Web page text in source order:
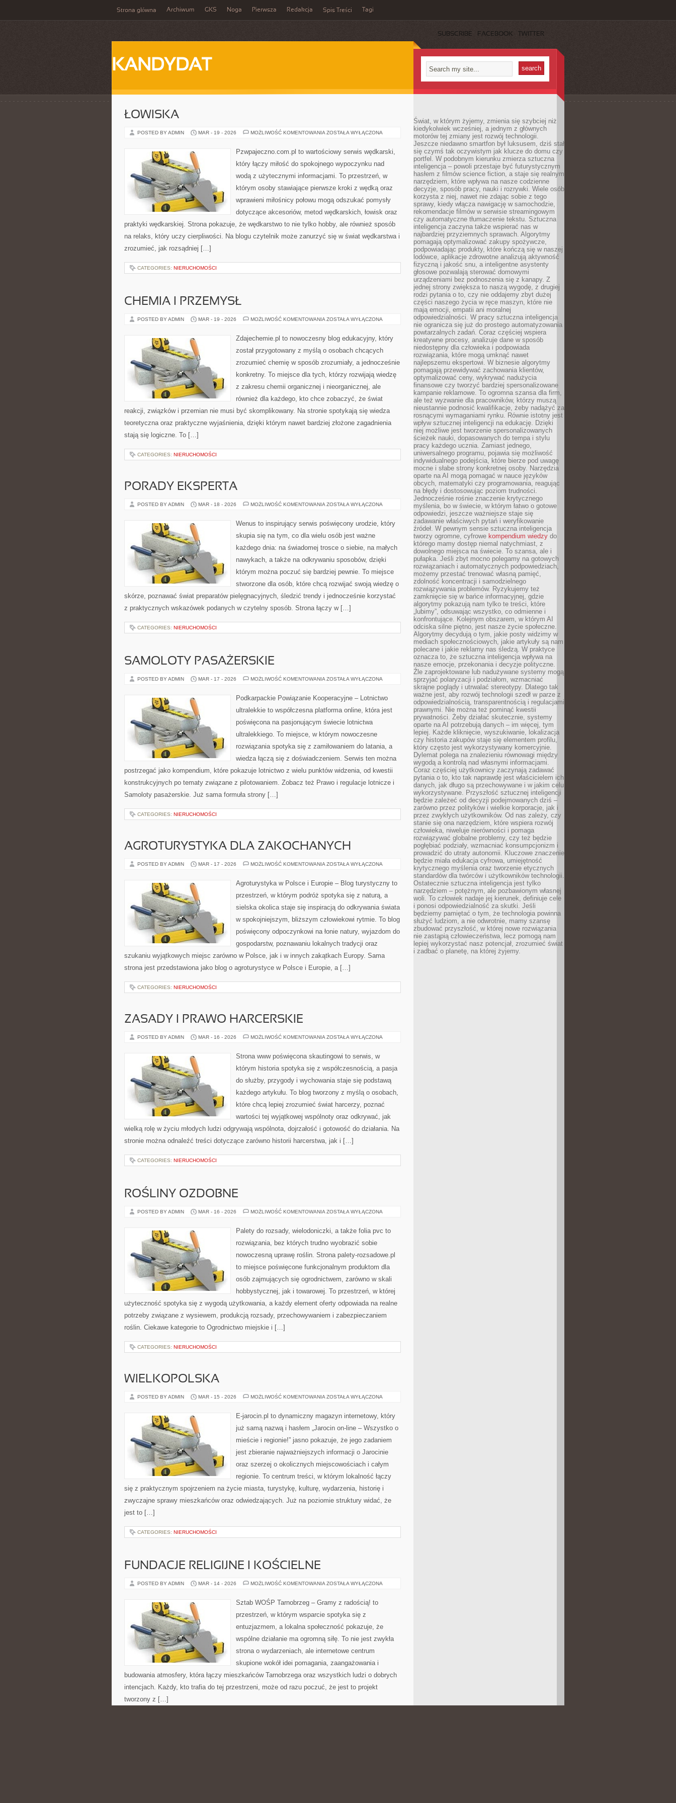
Strona główna Archiwum GKS Noga Pierwsza Redakcja Spis Treści Tagi
SUBSCRIBE FACEBOOK TWITTER
KANDYDAT
ŁOWISKA
POSTED BY ADMIN MAR - 19 - 2026 MOŻLIWOŚĆ KOMENTOWANIA ŁOWISKA
ZOSTAŁA WYŁĄCZONA
Pzwpajeczno.com.pl to wartościowy serwis wędkarski,
który łączy miłość do spokojnego wypoczynku nad
wodą z użytecznymi informacjami. To przestrzeń, w
którym osoby stawiające pierwsze kroki z wędką oraz
wprawieni miłośnicy połowu mogą odszukać pomysły
dotyczące akcesoriów, metod wędkarskich, łowisk oraz
praktyki wędkarskiej. Strona pokazuje, że wędkarstwo to nie tylko hobby, ale również sposób
na relaks, który uczy cierpliwości. Na blogu czytelnik może zanurzyć się w świat wędkarstwa i
zrozumieć, jak rozsądniej […]
CATEGORIES: NIERUCHOMOŚCI
CHEMIA I PRZEMYSŁ
POSTED BY ADMIN MAR - 19 - 2026 MOŻLIWOŚĆ KOMENTOWANIA CHEMIA
ZOSTAŁA WYŁĄCZONA
Zdajechemie.pl to nowoczesny blog edukacyjny, który
został przygotowany z myślą o osobach chcących
zrozumieć chemię w sposób zrozumiały, a jednocześnie
konkretny. To miejsce dla tych, którzy rozwijają wiedzę
z zakresu chemii organicznej i nieorganicznej, ale
również dla każdego, kto chce zobaczyć, że świat
reakcji, związków i przemian nie musi być skomplikowany. Na stronie spotykają się wiedza
teoretyczna oraz praktyczne wyjaśnienia, dzięki którym nawet bardziej złożone zagadnienia
stają się logiczne. To […]
CATEGORIES: NIERUCHOMOŚCI
PORADY EKSPERTA
POSTED BY ADMIN MAR - 18 - 2026 MOŻLIWOŚĆ KOMENTOWANIA PORADY
ZOSTAŁA WYŁĄCZONA
Wenus to inspirujący serwis poświęcony urodzie, który
skupia się na tym, co dla wielu osób jest ważne
każdego dnia: na świadomej trosce o siebie, na małych
nawykach, a także na odkrywaniu sposobów, dzięki
którym można poczuć się bardziej pewnie. To miejsce
stworzone dla osób, które chcą rozwijać swoją wiedzę o
skórze, poznawać świat preparatów pielęgnacyjnych, śledzić trendy i jednocześnie korzystać
z praktycznych wskazówek podanych w czytelny sposób. Strona łączy w […]
CATEGORIES: NIERUCHOMOŚCI
SAMOLOTY PASAŻERSKIE
POSTED BY ADMIN MAR - 17 - 2026 MOŻLIWOŚĆ KOMENTOWANIA SAMOLOTY
ZOSTAŁA WYŁĄCZONA
Podkarpackie Powiązanie Kooperacyjne – Lotnictwo
ultralekkie to współczesna platforma online, która jest
poświęcona na pasjonującym świecie lotnictwa
ultralekkiego. To miejsce, w którym nowoczesne
rozwiązania spotyka się z zamiłowaniem do latania, a
wiedza łączą się z doświadczeniem. Serwis ten można
postrzegać jako kompendium, które pokazuje lotnictwo z wielu punktów widzenia, od kwestii
konstrukcyjnych po tematy związane z pilotowaniem. Zobacz też Prawo i regulacje lotnicze i
Samoloty pasażerskie. Już sama formuła strony […]
CATEGORIES: NIERUCHOMOŚCI
AGROTURYSTYKA DLA ZAKOCHANYCH
POSTED BY ADMIN MAR - 17 - 2026 MOŻLIWOŚĆ KOMENTOWANIA AGROTURYSTYKA
ZOSTAŁA WYŁĄCZONA
Agroturystyka w Polsce i Europie – Blog turystyczny to
przestrzeń, w którym podróż spotyka się z naturą, a
sielska okolica staje się inspiracją do odkrywania świata
w spokojniejszym, bliższym człowiekowi rytmie. To blog
poświęcony odpoczynkowi na łonie natury, wyjazdom do
gospodarstw, poznawaniu lokalnych tradycji oraz
szukaniu wyjątkowych miejsc zarówno w Polsce, jak i w innych zakątkach Europy. Sama
strona jest przedstawiona jako blog o agroturystyce w Polsce i Europie, a […]
CATEGORIES: NIERUCHOMOŚCI
ZASADY I PRAWO HARCERSKIE
POSTED BY ADMIN MAR - 16 - 2026 MOŻLIWOŚĆ KOMENTOWANIA ZASADY
HARCERSKIE
ZOSTAŁA WYŁĄCZONA
Strona www poświęcona skautingowi to serwis, w
którym historia spotyka się z współczesnością, a pasja
do służby, przygody i wychowania staje się podstawą
każdego artykułu. To blog tworzony z myślą o osobach,
które chcą lepiej zrozumieć świat harcerzy, poznać
wartości tej wyjątkowej wspólnoty oraz odkrywać, jak
wielką rolę w życiu młodych ludzi odgrywają wspólnota, dojrzałość i gotowość do działania. Na
stronie można odnaleźć treści dotyczące zarówno historii harcerstwa, jak i […]
CATEGORIES: NIERUCHOMOŚCI
ROŚLINY OZDOBNE
POSTED BY ADMIN MAR - 16 - 2026 MOŻLIWOŚĆ KOMENTOWANIA ROŚLINY
ZOSTAŁA WYŁĄCZONA
Palety do rozsady, wielodoniczki, a także folia pvc to
rozwiązania, bez których trudno wyobrazić sobie
nowoczesną uprawę roślin. Strona palety-rozsadowe.pl
to miejsce poświęcone funkcjonalnym produktom dla
osób zajmujących się ogrodnictwem, zarówno w skali
hobbystycznej, jak i towarowej. To przestrzeń, w której
użyteczność spotyka się z wygodą użytkowania, a każdy element oferty odpowiada na realne
potrzeby związane z wysiewem, produkcją rozsady, przechowywaniem i zabezpieczaniem
roślin. Ciekawe kategorie to Ogrodnictwo miejskie i […]
CATEGORIES: NIERUCHOMOŚCI
WIELKOPOLSKA
POSTED BY ADMIN MAR - 15 - 2026 MOŻLIWOŚĆ KOMENTOWANIA WIELKOPOLSKA
ZOSTAŁA WYŁĄCZONA
E-jarocin.pl to dynamiczny magazyn internetowy, który
już samą nazwą i hasłem „Jarocin on-line – Wszystko o
mieście i regionie!” jasno pokazuje, że jego zadaniem
jest zbieranie najważniejszych informacji o Jarocinie
oraz szerzej o okolicznych miejscowościach i całym
regionie. To centrum treści, w którym lokalność łączy
się z praktycznym spojrzeniem na życie miasta, turystykę, kulturę, wydarzenia, historię i
zwyczajne sprawy mieszkańców oraz odwiedzających. Już na poziomie struktury widać, że
jest to […]
CATEGORIES: NIERUCHOMOŚCI
FUNDACJE RELIGIJNE I KOŚCIELNE
POSTED BY ADMIN MAR - 14 - 2026 MOŻLIWOŚĆ KOMENTOWANIA FUNDACJE
KOŚCIELNE
ZOSTAŁA WYŁĄCZONA
Sztab WOŚP Tarnobrzeg – Gramy z radością! to
przestrzeń, w którym wsparcie spotyka się z
entuzjazmem, a lokalna społeczność pokazuje, że
wspólne działanie ma ogromną siłę. To nie jest zwykła
strona o wydarzeniach, ale internetowe centrum
skupione wokół idei pomagania, zaangażowania i
budowania atmosfery, która łączy mieszkańców Tarnobrzega oraz wszystkich ludzi o dobrych
intencjach. Każdy, kto trafia do tej przestrzeni, może od razu poczuć, że jest to projekt
tworzony z […]
Świat, w którym żyjemy, zmienia się szybciej niż
kiedykolwiek wcześniej, a jednym z głównych
motorów tej zmiany jest rozwój technologii.
Jeszcze niedawno smartfon był luksusem, dziś stał
się czymś tak oczywistym jak klucze do domu czy
portfel. W podobnym kierunku zmierza sztuczna
inteligencja – powoli przestaje być futurystycznym
hasłem z filmów science fiction, a staje się realnym
narzędziem, które wpływa na nasze codzienne
decyzje, sposób pracy, nauki i rozrywki. Wiele osób
korzysta z niej, nawet nie zdając sobie z tego
sprawy, kiedy włącza nawigację w samochodzie,
rekomendacje filmów w serwisie streamingowym
czy automatyczne tłumaczenie tekstu. Sztuczna
inteligencja zaczyna także wspierać nas w
najbardziej przyziemnych sprawach. Algorytmy
pomagają optymalizować zakupy spożywcze,
podpowiadając produkty, które kończą się w naszej
lodówce, aplikacje zdrowotne analizują aktywność
fizyczną i jakość snu, a inteligentne asystenty
głosowe pozwalają sterować domowymi
urządzeniami bez podnoszenia się z kanapy. Z
jednej strony zwiększa to naszą wygodę, z drugiej
rodzi pytania o to, czy nie oddajemy zbyt dużej
części naszego życia w ręce maszyn, które nie
mają emocji, empatii ani moralnej
odpowiedzialności. W pracy sztuczna inteligencja
nie ogranicza się już do prostego automatyzowania
powtarzalnych zadań. Coraz częściej wspiera
kreatywne procesy, analizuje dane w sposób
niedostępny dla człowieka i podpowiada
rozwiązania, które mogą umknąć nawet
najlepszemu ekspertowi. W biznesie algorytmy
pomagają przewidywać zachowania klientów,
optymalizować ceny, wykrywać nadużycia
finansowe czy tworzyć bardziej spersonalizowane
kampanie reklamowe. To ogromna szansa dla firm,
ale też wyzwanie dla pracowników, którzy muszą
nieustannie podnosić kwalifikacje, żeby nadążyć za
rosnącymi wymaganiami rynku. Równie istotny jest
wpływ sztucznej inteligencji na edukację. Dzięki
niej możliwe jest tworzenie spersonalizowanych
ścieżek nauki, dopasowanych do tempa i stylu
pracy każdego ucznia. Zamiast jednego,
uniwersalnego programu, pojawia się możliwość
indywidualnego podejścia, które bierze pod uwagę
mocne i słabe strony konkretnej osoby. Narzędzia
oparte na AI mogą pomagać w nauce języków
obcych, matematyki czy programowania, reagując
na błędy i dostosowując poziom trudności.
Jednocześnie rośnie znaczenie krytycznego
myślenia, bo w świecie, w którym łatwo o gotowe
odpowiedzi, jeszcze ważniejsze staje się
zadawanie właściwych pytań i weryfikowanie
źródeł. W pewnym sensie sztuczna inteligencja
tworzy ogromne, cyfrowe kompendium wiedzy do
którego mamy dostęp niemal natychmiast, z
dowolnego miejsca na świecie. To szansa, ale i
pułapka. Jeśli zbyt mocno polegamy na gotowych
rozwiązaniach i automatycznych podpowiedziach,
możemy przestać trenować własną pamięć,
zdolność koncentracji i samodzielnego
rozwiązywania problemów. Ryzykujemy też
zamknięcie się w bańce informacyjnej, gdzie
algorytmy pokazują nam tylko te treści, które
„lubimy”, odsuwając wszystko, co odmienne i
konfrontujące. Kolejnym obszarem, w którym AI
odciska silne piętno, jest nasze życie społeczne.
Algorytmy decydują o tym, jakie posty widzimy w
mediach społecznościowych, jakie artykuły są nam
polecane i jakie reklamy nas śledzą. W praktyce
oznacza to, że sztuczna inteligencja wpływa na
nasze emocje, przekonania i decyzje polityczne.
Źle zaprojektowane lub nadużywane systemy mogą
sprzyjać polaryzacji i podziałom, wzmacniać
skrajne poglądy i utrwalać stereotypy. Dlatego tak
ważne jest, aby rozwój technologii szedł w parze z
odpowiedzialnością, transparentnością i regulacjami
prawnymi. Nie można też pominąć kwestii
prywatności. Żeby działać skutecznie, systemy
oparte na AI potrzebują danych – im więcej, tym
lepiej. Każde kliknięcie, wyszukiwanie, lokalizacja
czy historia zakupów staje się elementem profilu,
który często jest wykorzystywany komercyjnie.
Dylemat polega na znalezieniu równowagi między
wygodą a kontrolą nad własnymi informacjami.
Coraz częściej użytkownicy zaczynają zadawać
pytania o to, kto tak naprawdę jest właścicielem ich
danych, jak długo są przechowywane i w jakim celu
wykorzystywane. Przyszłość sztucznej inteligencji
będzie zależeć od decyzji podejmowanych dziś –
zarówno przez polityków i wielkie korporacje, jak i
przez zwykłych użytkowników. Od nas zależy, czy
stanie się ona narzędziem, które wspiera rozwój
człowieka, niweluje nierówności i pomaga
rozwiązywać globalne problemy, czy też będzie
pogłębiać podziały, wzmacniać konsumpcjonizm i
prowadzić do utraty autonomii. Kluczowe znaczenie
będzie miała edukacja cyfrowa, umiejętność
krytycznego myślenia oraz tworzenie etycznych
standardów dla twórców i użytkowników technologii.
Ostatecznie sztuczna inteligencja jest tylko
narzędziem – potężnym, ale pozbawionym własnej
woli. To człowiek nadaje jej kierunek, definiuje cele
i ponosi odpowiedzialność za skutki. Jeśli
będziemy pamiętać o tym, że technologia powinna
służyć ludziom, a nie odwrotnie, mamy szansę
zbudować przyszłość, w której nowe rozwiązania
nie zastąpią człowieczeństwa, lecz pomogą nam
lepiej wykorzystać nasz potencjał, zrozumieć świat
i zadbać o planetę, na której żyjemy.